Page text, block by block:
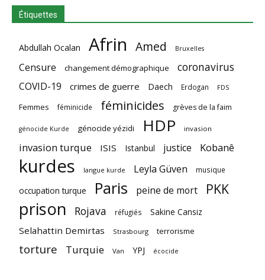
Étiquettes
Abdullah Ocalan Afrin Amed Bruxelles
Censure changement démographique coronavirus
COVID-19 crimes de guerre Daech Erdogan FDS
Femmes féminicide féminicides grèves de la faim
génocide Kurde génocide yézidi HDP invasion
invasion turque ISIS Istanbul justice Kobanê
kurdes langue kurde Leyla Güven musique
occupation turque Paris peine de mort PKK
prison Rojava réfugiés Sakine Cansiz
Selahattin Demirtas Strasbourg terrorisme
torture Turquie Van YPJ écocide